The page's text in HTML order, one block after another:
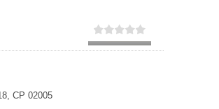
CP 02005